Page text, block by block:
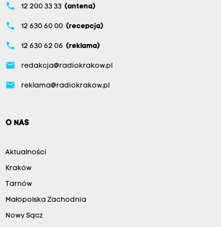
phone 12 200 33 33 (antena)
phone 12 630 60 00 (recepcja)
phone 12 630 62 06 (reklama)
email redakcja@radiokrakow.pl
email reklama@radiokrakow.pl
O NAS
Aktualności
Kraków
Tarnów
Małopolska Zachodnia
Nowy Sącz